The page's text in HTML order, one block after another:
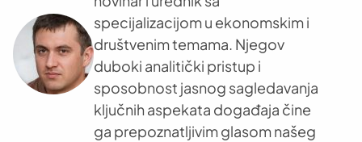
specijalizacijom u ekonomskim i
društvenim temama. Njegov
duboki analitički pristup i
sposobnost jasnog sagledavanja
ključnih aspekata događaja čine
ga prepoznatljivim glasom našeg